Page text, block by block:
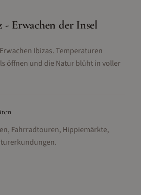
Erwachen der Insel
Ibizas. Temperaturen
öffnen und die Natur blüht in voller
Fahrradtouren, Hippiemärkte,
.